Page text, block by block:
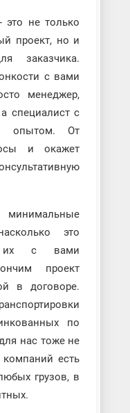
это не только
проект, но и
заказчика.
с вами
менеджер,
специалист с
опытом. От
и окажет
это
их с вами
проект
в договоре.
по
нас тоже не
компаний есть
грузов, в